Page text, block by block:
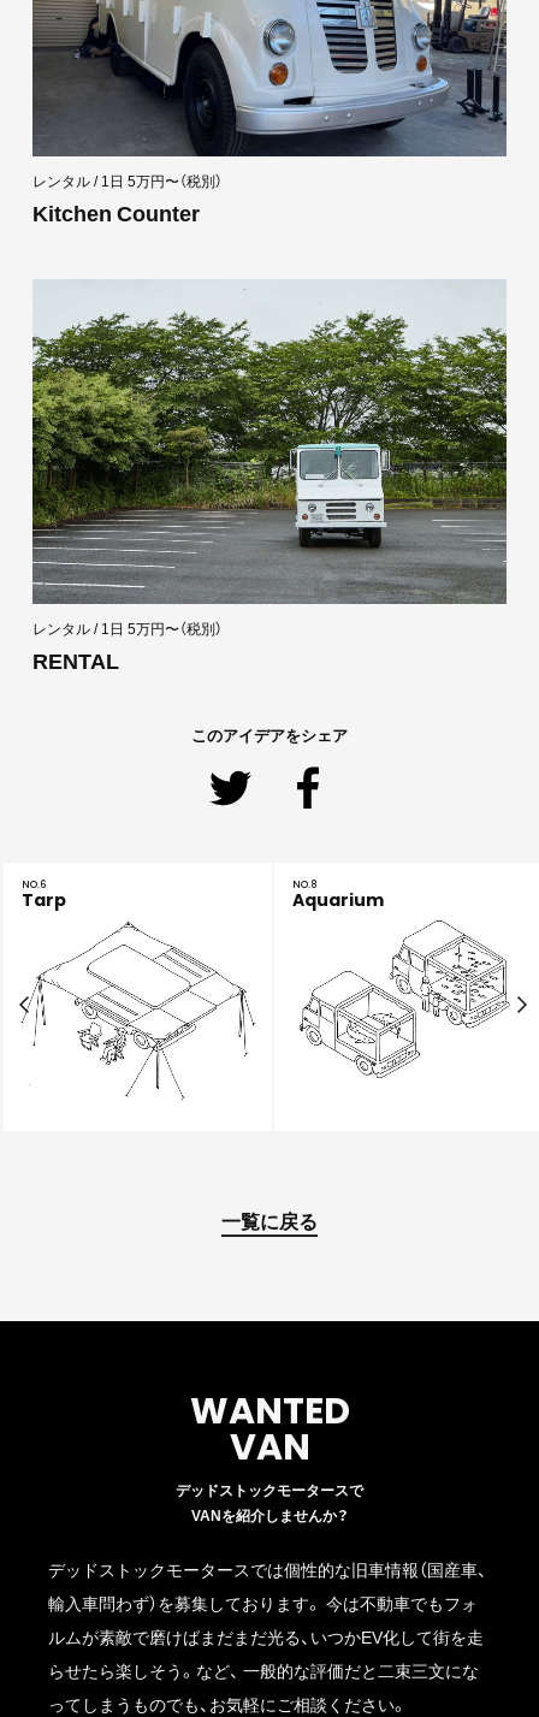
レンタル / 1日 5万円〜（税別）
Kitchen Counter
レンタル / 1日 5万円〜（税別）
RENTAL
このアイデアをシェア
NO.6
Tarp
NO.8
Aquarium
一覧に戻る
WANTED
VAN
デッドストックモータースで
VANを紹介しませんか？
デッドストックモータースでは個性的な旧車情報（国産車、
輸入車問わず）を募集しております。 今は不動車でもフォ
ルムが素敵で磨けばまだまだ光る、いつかEV化して街を走
らせたら楽しそう。など、 一般的な評価だと二束三文にな
ってしまうものでも、お気軽にご相談ください。